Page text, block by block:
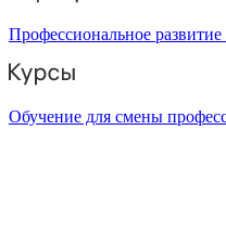
Профессиональное
Обучение для смены